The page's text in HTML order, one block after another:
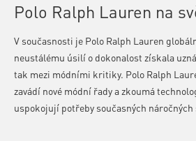
Polo Ralph Lauren na
V současnosti je Polo Ralph Lauren
neustálému úsilí o dokonalost získala
tak mezi módními kritiky. Polo Ralph
zavádí nové módní řady a zkoumá
uspokojují potřeby současných